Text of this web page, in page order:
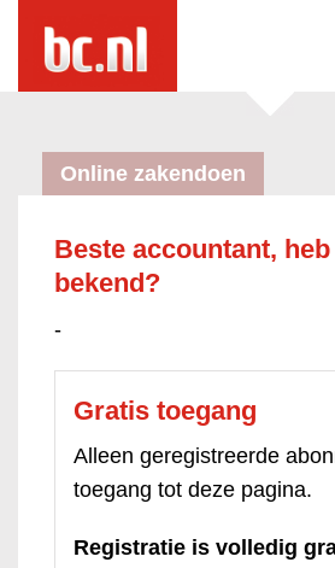
Online zakendoen
Beste accountant,
bekend?
-
Gratis toegang
Alleen geregistreerde
toegang tot deze pagina.
Registratie is volledig